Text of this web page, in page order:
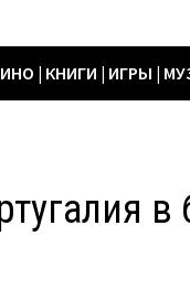
| КНИГИ | ИГРЫ |